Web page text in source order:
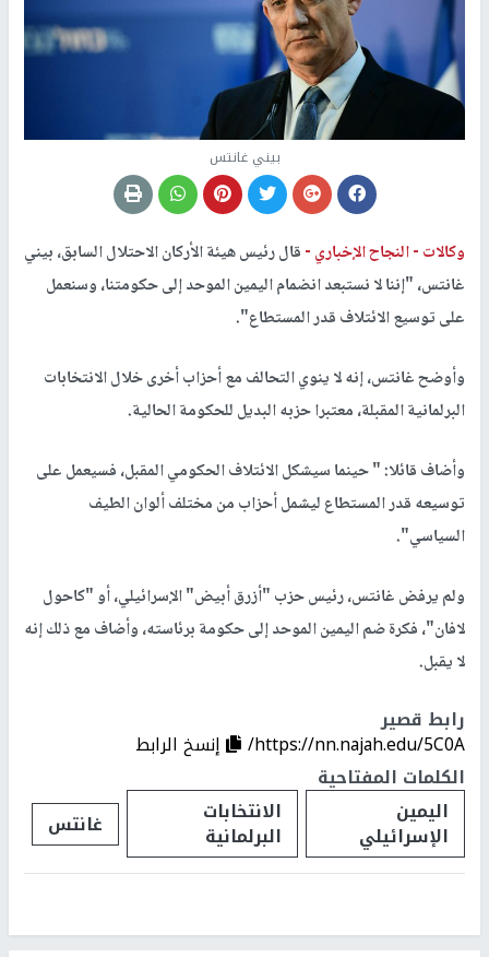
بيني غانتس
وكالات -النجاح الإخباري -قال رئيس هيئة الأركان الاحتلال السابق، بيني
غانتس، "إننا لا نستبعد انضمام اليمين الموحد إلى حكومتنا، وسنعمل
على توسيع الائتلاف قدر المستطاع".
وأوضح غانتس، إنه لا ينوي التحالف مع أحزاب أخرى خلال الانتخابات
البرلمانية المقبلة، معتبرا حزبه البديل للحكومة الحالية.
وأضاف قائلا: " حينما سيشكل الائتلاف الحكومي المقبل، فسيعمل على
توسيعه قدر المستطاع ليشمل أحزاب من مختلف ألوان الطيف
السياسي".
ولم يرفض غانتس، رئيس حزب "أزرق أبيض" الإسرائيلي، أو "كاحول
لافان"، فكرة ضم اليمين الموحد إلى حكومة برئاسته، وأضاف مع ذلك إنه
لا يقبل.
رابط قصير
https://nn.najah.edu/5C0A/
إنسخ الرابط
الكلمات المفتاحية
اليمين
الإسرائيلي
الانتخابات
البرلمانية غانتس